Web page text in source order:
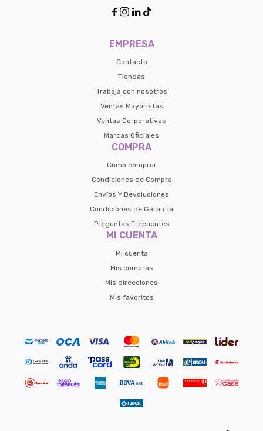
EMPRESA
Contacto
Tiendas
Trabaja con nosotros
Ventas Mayoristas
Ventas Corporativas
Marcas Oficiales
COMPRA
Cómo comprar
Condiciones de Compra
Envíos Y Devoluciones
Condiciones de Garantía
Preguntas Frecuentes
MI CUENTA
Mi cuenta
Mis compras
Mis direcciones
Mis favoritos
   